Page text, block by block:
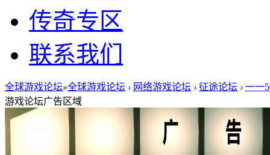
传奇专区
联系我们
全球游戏论坛»全球游戏论坛 › 网络游戏论坛 › 征途论坛 › 一一
游戏论坛广告区域